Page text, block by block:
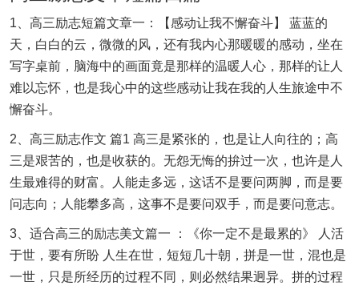
1、高三励志短篇文章一：【感动让我不懈奋斗】 蓝蓝的
天，白白的云，微微的风，还有我内心那暖暖的感动，坐在
写字桌前，脑海中的画面竟是那样的温暖人心，那样的让人
难以忘怀，也是我心中的这些感动让我在我的人生旅途中不
懈奋斗。
2、高三励志作文 篇1 高三是紧张的，也是让人向往的；高
三是艰苦的，也是收获的。无怨无悔的拚过一次，也许是人
生最难得的财富。人能走多远，这话不是要问两脚，而是要
问志向；人能攀多高，这事不是要问双手，而是要问意志。
3、适合高三的励志美文篇一 ：《你一定不是最累的》 人活
于世，要有所盼 人生在世，短短几十朝，拼是一世，混也是
一世，只是所经历的过程不同，则必然结果迥异。拼的过程